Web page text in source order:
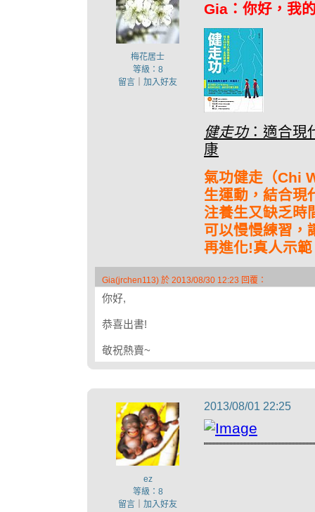
梅花居士
等級：8
留言
加入好友
Gia：你好，我
健走功：適合現
康
氣功健走（Chi
生運動，結合現
注養生又缺乏時
可以慢慢練習，
再進化!真人示
Gia(jrchen113) 於 2013/08/30 12:23 回覆：
你好,
恭喜出書!
敬祝熱賣~
ez
等級：8
留言
加入好友
2013/08/01 22:25